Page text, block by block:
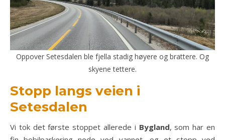
Oppover Setesdalen ble fjella stadig høyere og brattere. Og
skyene tettere.
Stopp langs veien i
Setesdalen
Vi tok det første stoppet allerede i Bygland, som har en